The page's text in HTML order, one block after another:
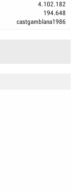
4.102.182
194.648
castgamblana1986